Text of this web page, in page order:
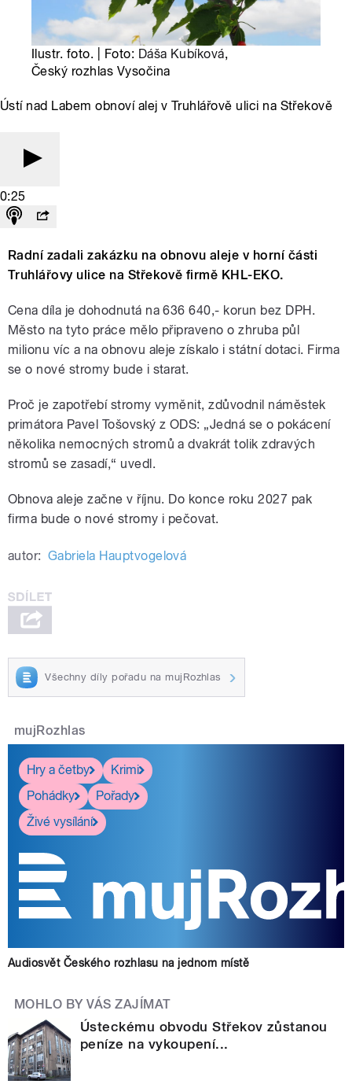
Ilustr. foto. | Foto: Dáša Kubíková,
Český rozhlas Vysočina
Ústí nad Labem obnoví alej v Truhlářově ulici na Střekově
0:25
Radní zadali zakázku na obnovu aleje v horní části
Truhlářovy ulice na Střekově firmě KHL-EKO.
Cena díla je dohodnutá na 636 640,- korun bez DPH.
Město na tyto práce mělo připraveno o zhruba půl
milionu víc a na obnovu aleje získalo i státní dotaci. Firma
se o nové stromy bude i starat.
Proč je zapotřebí stromy vyměnit, zdůvodnil náměstek
primátora Pavel Tošovský z ODS: „Jedná se o pokácení
několika nemocných stromů a dvakrát tolik zdravých
stromů se zasadí,“ uvedl.
Obnova aleje začne v říjnu. Do konce roku 2027 pak
firma bude o nové stromy i pečovat.
autor: Gabriela Hauptvogelová
Všechny díly pořadu na mujRozhlas
mujRozhlas
Hry a četby
Krimi
Pohádky
Pořady
Živé vysílání
Audiosvět Českého rozhlasu na jednom místě
MOHLO BY VÁS ZAJÍMAT
Ústeckému obvodu Střekov zůstanou
peníze na vykoupení...